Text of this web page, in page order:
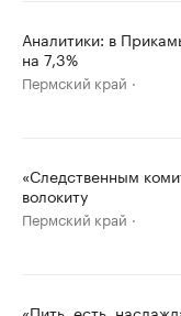
Аналитики: в
на 7,3%
Пермский край
«Следственным
волокиту
Пермский край